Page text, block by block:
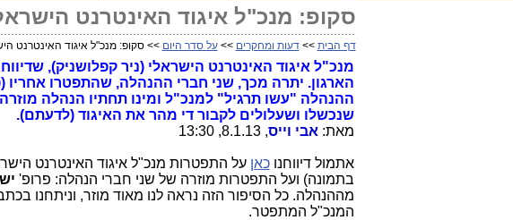
סקופ: מנכ"ל איגוד האינטרנט
דף הבית >>דעות ומחקרים >>על סדר היום >> סקופ: מנכ"ל איגוד האינטרנט
מנכ"ל איגוד האינטרנט הישראלי (ניר קפלושניק),
הארגון. יתרה מכך, שני חברי ההנהלה, שהתפטרו
ההנהלה "עשו תרגיל" למנכ"ל ומינו תחתיו הנהלה
שנכשלו ושעלולים לקבור די מהר את האיגוד (לדעתם).
מאת: אבי וייס, 8.1.13, 13:30
אתמול דיווחנוכאן על התפטרות מנכ"ל איגוד האינטרנט
בתמונה) ועל התפטרות מוזרה של שני חברי הנהלה: פרופ'
מההנהלה. כל הסיפור הזה נראה לנו מאוד מוזר, וניתחנו
המנכ"ל המתפטר.